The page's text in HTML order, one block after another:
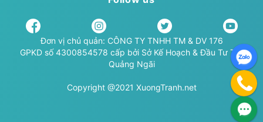
Đơn vị chủ quản: CÔNG TY TNHH TM & DV 176
GPKD số 4300854578 cấp bởi Sở Kế Hoạch & Đầu Tư TP.
Quảng Ngãi
Copyright @2021 XuongTranh.net